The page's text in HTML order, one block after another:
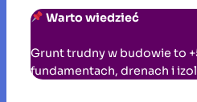
Warto wiedzieć
Grunt trudny w budowie to
fundamentach, drenach i